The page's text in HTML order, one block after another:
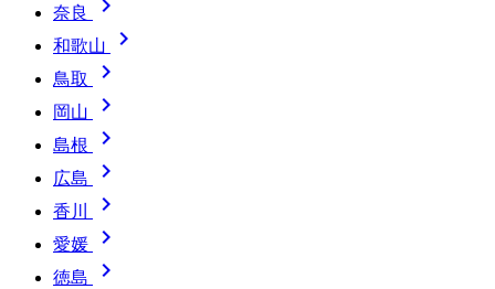
奈良 
和歌山 
鳥取 
岡山 
島根 
広島 
香川 
愛媛 
徳島 